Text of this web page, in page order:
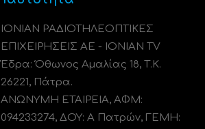
ΙΟΝΙΑΝ ΡΑΔΙΟΤΗΛΕΟΠΤΙΚΕΣ
ΕΠΙΧΕΙΡΗΣΕΙΣ ΑΕ - IONIAN TV
Έδρα: Όθωνος Αμαλίας 18, Τ.Κ.
26221, Πάτρα.
ΑΝΩΝΥΜΗ ΕΤΑΙΡΕΙΑ, ΑΦΜ:
094233274, ΔΟΥ: A Πατρών, ΓΕΜΗ: